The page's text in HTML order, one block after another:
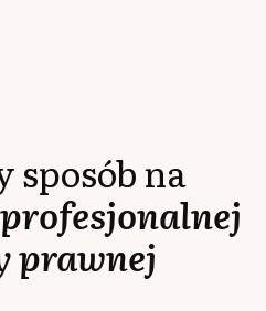
sposób na
profesjonalnej
prawnej